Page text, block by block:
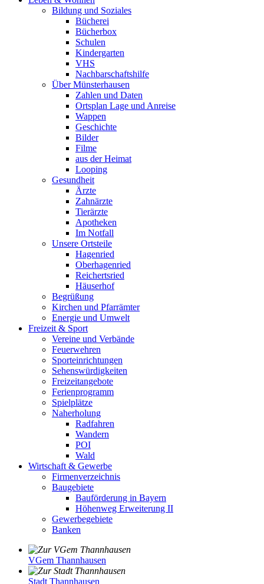
Bildung und Soziales
Bücherei
Bücherbox
Schulen
Kindergarten
VHS
Nachbarschaftshilfe
Über Münsterhausen
Zahlen und Daten
Ortsplan Lage und Anreise
Wappen
Geschichte
Bilder
Filme
aus der Heimat
Looping
Gesundheit
Ärzte
Zahnärzte
Tierärzte
Apotheken
Im Notfall
Unsere Ortsteile
Hagenried
Oberhagenried
Reichertsried
Häuserhof
Begrüßung
Kirchen und Pfarrämter
Energie und Umwelt
Freizeit & Sport
Vereine und Verbände
Feuerwehren
Sporteinrichtungen
Sehenswürdigkeiten
Freizeitangebote
Ferienprogramm
Spielplätze
Naherholung
Radfahren
Wandern
POI
Wald
Wirtschaft & Gewerbe
Firmenverzeichnis
Baugebiete
Bauförderung in Bayern
Höhenweg Erweiterung II
Gewerbegebiete
Banken
VGem Thannhausen
Stadt Thannhausen